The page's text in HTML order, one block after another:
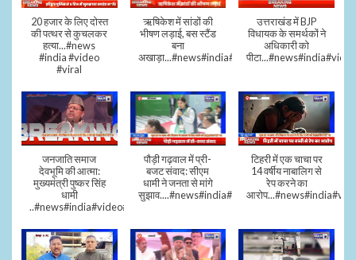
20 हजार के लिए दोस्त
की पत्थर से कुचलकर
हत्या...#news
#india #video
#viral
ऋषिकेश में सांडों की
भीषण लड़ाई, बस स्टैंड
बना
अखाड़ा...#news#india#video#viral
उत्तराखंड में BJP
विधायक के समर्थकों ने
अधिकारी को
जनजाति समाज
देवभूमि की आत्मा:
मुख्यमंत्री पुष्कर सिंह
धामी
..#news#india#video#viral
पौड़ी गढ़वाल में प्री-
बजट संवाद: सीएम
धामी ने जनता से मांगे
सुझाव....#news#india#video#viral
टिहरी में एक चाचा पर
14 वर्षीय नाबालिग से
रेप करने का